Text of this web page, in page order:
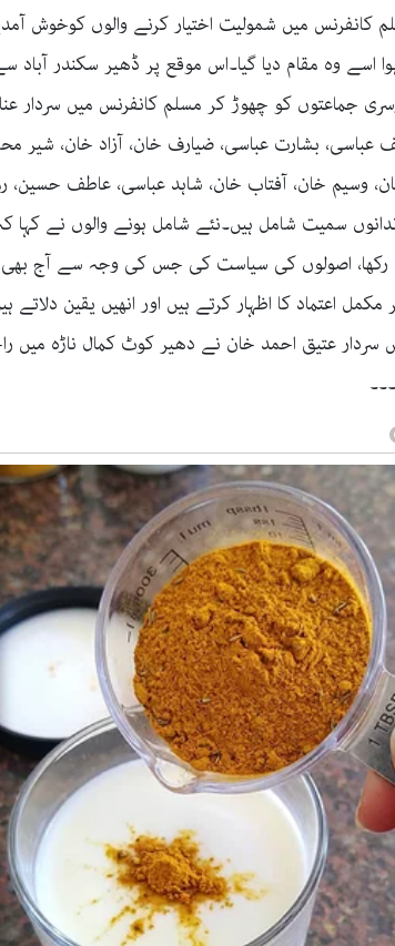
میں شمولیت اختیار کرنے والوں کوخوش
اسے وہ مقام دیا گیا۔اس موقع پر ڈھیر سکندر
جماعتوں کو چھوڑ کر مسلم کانفرنس میں
بشارت عباسی، ضیارف خان، آزاد خان، شیر
وسیم خان، آفتاب خان، شاہد عباسی، عاطف
سمیت شامل ہیں۔نئے شامل ہونے والوں نے
اصولوں کی سیاست کی جس کی وجہ سے آج بھی
اعتماد کا اظہار کرتے ہیں اور انھیں یقین
سردار عتیق احمد خان نے دھیر کوٹ کمال ناڑہ